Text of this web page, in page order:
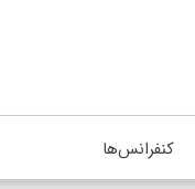
کنفرانس‌ها